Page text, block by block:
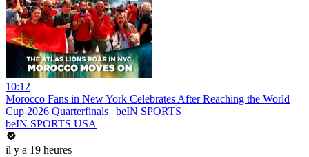
10:12
Morocco Fans in New York Celebrates After Reaching the World
Cup 2026 Quarterfinals | beIN SPORTS
beIN SPORTS USA
il y a 19 heures